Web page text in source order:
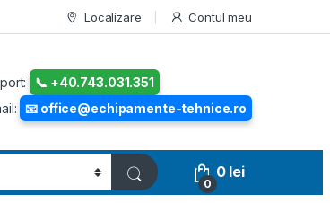
Localizare Contul meu
📞 +40.743.031.351
📧 office@echipamente-tehnice.ro
0
0 lei